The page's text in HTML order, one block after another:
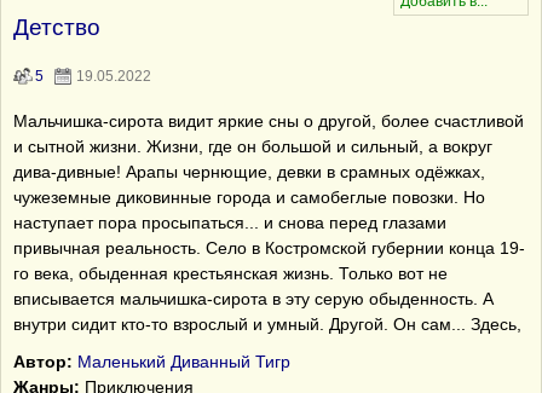
Детство
5 19.05.2022
Мальчишка-сирота видит яркие сны о другой, более счастливой
и сытной жизни. Жизни, где он большой и сильный, а вокруг
дива-дивные! Арапы чернющие, девки в срамных одёжках,
чужеземные диковинные города и самобеглые повозки. Но
наступает пора просыпаться... и снова перед глазами
привычная реальность. Село в Костромской губернии конца 19-
го века, обыденная крестьянская жизнь. Только вот не
вписывается мальчишка-сирота в эту серую обыденность. А
внутри сидит кто-то взрослый и умный. Другой. Он сам... Здесь,
Автор: Маленький Диванный Тигр
Жанры: Приключения